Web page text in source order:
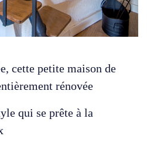
cette petite maison de
rénovée
qui se prête à la